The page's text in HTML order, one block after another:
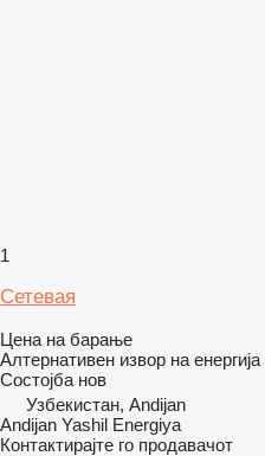
1
Сетевая
Цена на барање
Алтернативен извор на
Состојба нов
Узбекистан, Andijan
Andijan Yashil Energiya
Контактирајте го продавачот